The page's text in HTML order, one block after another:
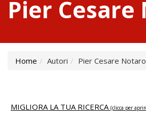
Pier
Home Autori Pier Cesare Notaro
MIGLIORA LA TUA RICERCA (clicca per